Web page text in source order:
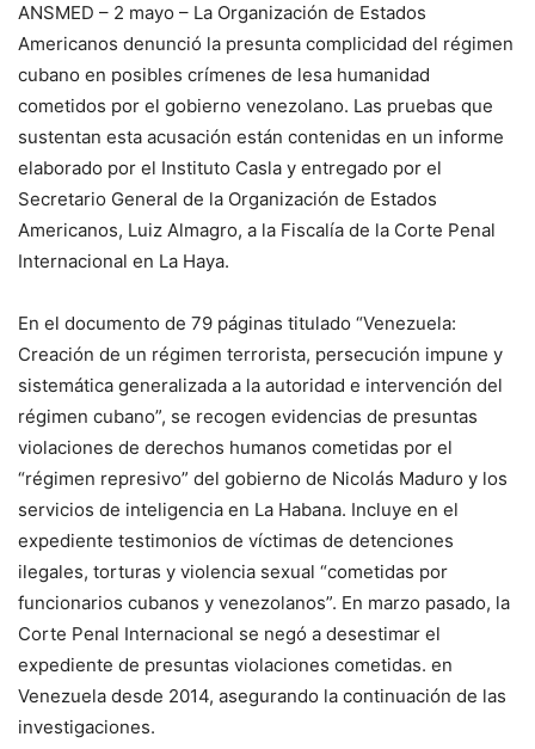
ANSMED – 2 mayo – La Organización de Estados
Americanos denunció la presunta complicidad del régimen
cubano en posibles crímenes de lesa humanidad
cometidos por el gobierno venezolano. Las pruebas que
sustentan esta acusación están contenidas en un informe
elaborado por el Instituto Casla y entregado por el
Secretario General de la Organización de Estados
Americanos, Luiz Almagro, a la Fiscalía de la Corte Penal
Internacional en La Haya.
En el documento de 79 páginas titulado “Venezuela:
Creación de un régimen terrorista, persecución impune y
sistemática generalizada a la autoridad e intervención del
régimen cubano”, se recogen evidencias de presuntas
violaciones de derechos humanos cometidas por el
“régimen represivo” del gobierno de Nicolás Maduro y los
servicios de inteligencia en La Habana. Incluye en el
expediente testimonios de víctimas de detenciones
ilegales, torturas y violencia sexual “cometidas por
funcionarios cubanos y venezolanos”. En marzo pasado, la
Corte Penal Internacional se negó a desestimar el
expediente de presuntas violaciones cometidas. en
Venezuela desde 2014, asegurando la continuación de las
investigaciones.